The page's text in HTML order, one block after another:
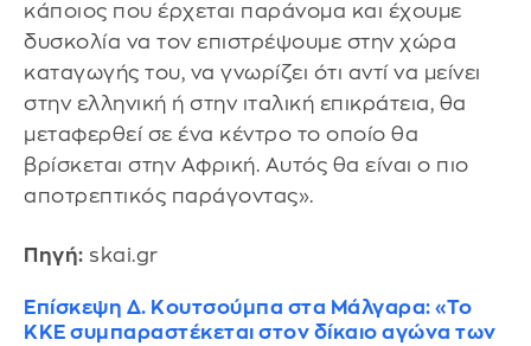
κάποιος που έρχεται παράνομα και έχουμε
δυσκολία να τον επιστρέψουμε στην χώρα
καταγωγής του, να γνωρίζει ότι αντί να μείνει
στην ελληνική ή στην ιταλική επικράτεια, θα
μεταφερθεί σε ένα κέντρο το οποίο θα
βρίσκεται στην Αφρική. Αυτός θα είναι ο πιο
αποτρεπτικός παράγοντας».
Πηγή: skai.gr
Eπίσκεψη Δ. Κουτσούμπα στα Μάλγαρα: «Το
ΚΚΕ συμπαραστέκεται στον δίκαιο αγώνα των